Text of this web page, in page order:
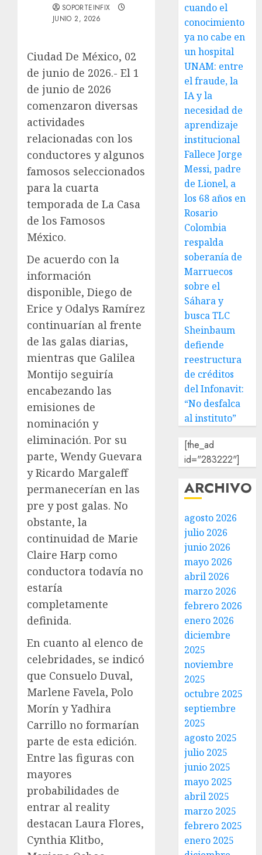
SOPORTEINFIX
JUNIO 2, 2026
Ciudad De México, 02
de junio de 2026.- El 1
de junio de 2026
comenzaron diversas
actividades
relacionadas con los
conductores y algunos
famosos seleccionados
para la cuarta
temporada de La Casa
de los Famosos
México.
De acuerdo con la
información
disponible, Diego de
Erice y Odalys Ramírez
continuarían al frente
de las galas diarias,
mientras que Galilea
Montijo seguiría
encabezando las
emisiones de
nominación y
eliminación. Por su
parte, Wendy Guevara
y Ricardo Margaleff
permanecerían en las
pre y post galas. No
obstante, la
continuidad de Marie
Claire Harp como
conductora todavía no
estaría
completamente
definida.
En cuanto al elenco de
celebridades, se indicó
que Consuelo Duval,
Marlene Favela, Polo
Morín y Yadhira
Carrillo no formarían
parte de esta edición.
Entre las figuras con
mayores
probabilidades de
entrar al reality
destacan Laura Flores,
Cynthia Klitbo,
cuando el
conocimiento
ya no cabe en
un hospital
UNAM: entre
el fraude, la
IA y la
necesidad de
aprendizaje
institucional
Fallece Jorge
Messi, padre
de Lionel, a
los 68 años en
Rosario
Colombia
respalda
soberanía de
Marruecos
sobre el
Sáhara y
busca TLC
Sheinbaum
defiende
reestructura
de créditos
del Infonavit:
“No desfalca
al instituto”
[the_ad
id="283222"]
ARCHIVO
agosto 2026
julio 2026
junio 2026
mayo 2026
abril 2026
marzo 2026
febrero 2026
enero 2026
diciembre
2025
noviembre
2025
octubre 2025
septiembre
2025
agosto 2025
julio 2025
junio 2025
mayo 2025
abril 2025
marzo 2025
febrero 2025
enero 2025